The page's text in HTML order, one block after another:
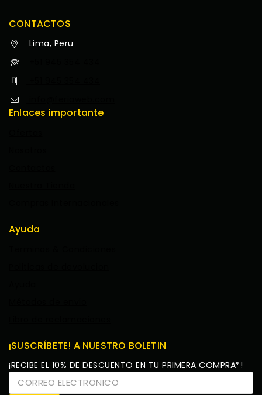
CONTACTOS
Lima, Peru
Enlaces importante
Ayuda
¡SUSCRÍBETE! A NUESTRO BOLETIN
¡RECIBE EL 10% DE DESCUENTO EN TU PRIMERA COMPRA*!